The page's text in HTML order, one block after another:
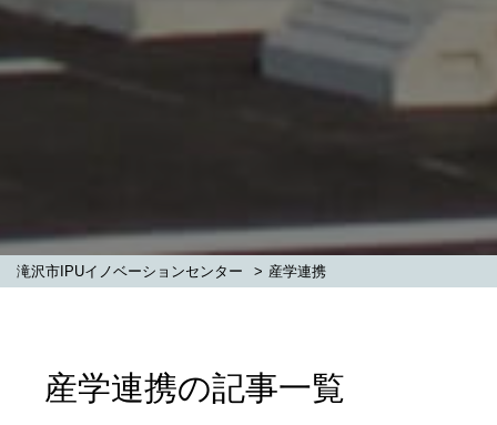
滝沢市IPUイノベーションセンター > 産学連携
産学連携の記事一覧